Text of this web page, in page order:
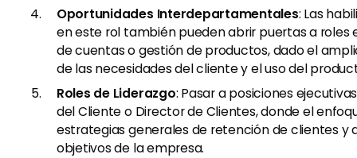
Oportunidades Interdepartamentales: Las
en este rol también pueden abrir puertas a roles
de cuentas o gestión de productos, dado el
de las necesidades del cliente y el uso del
Roles de Liderazgo: Pasar a posiciones
del Cliente o Director de Clientes, donde el
estrategias generales de retención de clientes y
objetivos de la empresa.